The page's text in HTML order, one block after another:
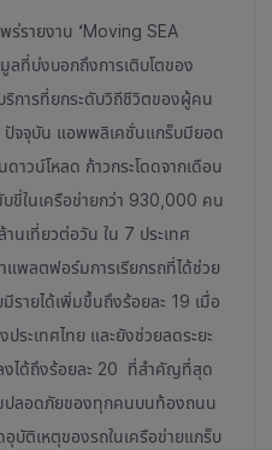
ร่รายงาน ‘Moving SEA
ลที่บ่งบอกถึงการเติบโตของ
การที่ยกระดับวิถีชีวิตของผู้คน
ปัจจุบัน แอพพลิเคชั่นแกร็บมียอด
าวน์โหลด ก้าวกระโดดจากเดือน
ขี่ในเครือข่ายกว่า 930,000 คน
นเที่ยวต่อวัน ใน 7 ประเทศ
แพลตฟอร์มการเรียกรถที่ได้ช่วย
รายได้เพิ่มขึ้นถึงร้อยละ 19 เมื่อ
ระเทศไทย และยังช่วยลดระยะ
งได้ถึงร้อยละ 20 ที่สำคัญที่สุด
ปลอดภัยของทุกคนบนท้องถนน
บัติเหตุของรถในเครือข่ายแกร็บ